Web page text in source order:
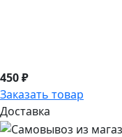
450 ₽
Заказать товар
Доставка